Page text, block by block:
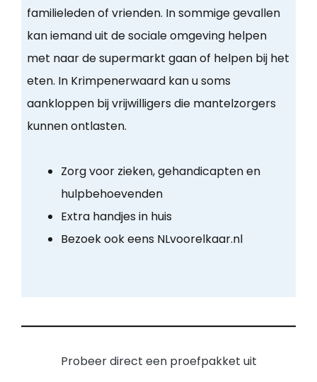
familieleden of vrienden. In sommige gevallen
kan iemand uit de sociale omgeving helpen
met naar de supermarkt gaan of helpen bij het
eten. In Krimpenerwaard kan u soms
aankloppen bij vrijwilligers die mantelzorgers
kunnen ontlasten.
Zorg voor zieken, gehandicapten en
hulpbehoevenden
Extra handjes in huis
Bezoek ook eens NLvoorelkaar.nl
Probeer direct een proefpakket uit